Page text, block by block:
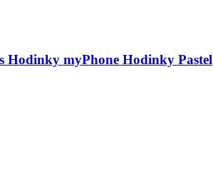
Hodinky myPhone Hodinky Pastel